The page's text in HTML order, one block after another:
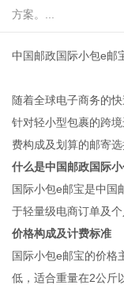
方案。...
中国邮政国际小包e邮
随着全球电子商务的
针对轻小型包裹的跨
费构成及划算的邮寄选
什么是中国邮政国际小
国际小包e邮宝是中国
于轻量级电商订单及
价格构成及计费标准
国际小包e邮宝的价格
低，适合重量在2公斤